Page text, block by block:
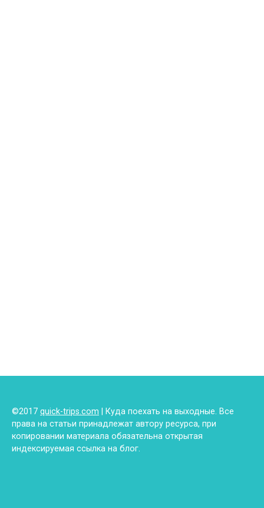
©2017 quick-trips.com | Куда поехать на выходные. Все
права на статьи принадлежат автору ресурса, при
копировании материала обязательна открытая
индексируемая ссылка на блог.